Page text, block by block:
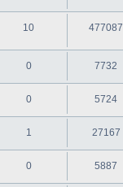
10 477087
0 7732
0 5724
1 27167
0 5887